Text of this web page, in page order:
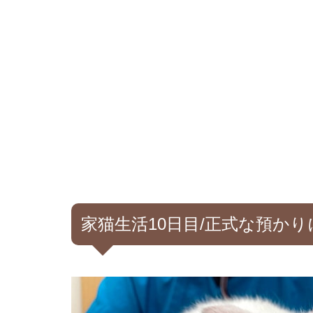
家猫生活10日目/正式な預か